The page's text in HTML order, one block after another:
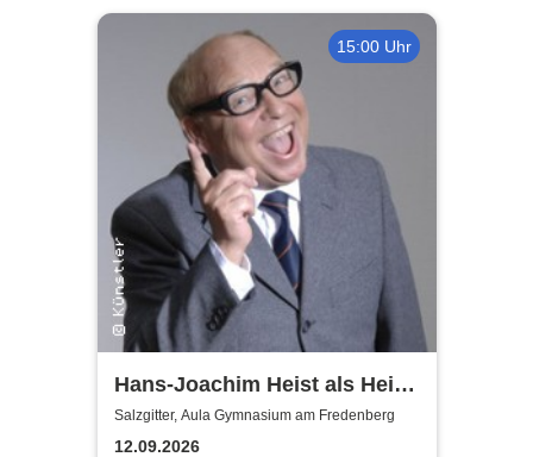
15:00 Uhr
Hans-Joachim Heist als Heinz
Erhard - Noch'n Gedicht
Salzgitter, Aula Gymnasium am Fredenberg
12.09.2026